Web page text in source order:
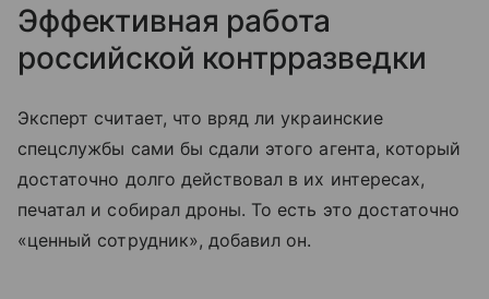
Эффективная работа
российской контрразведки
Эксперт считает, что вряд ли украинские
спецслужбы сами бы сдали этого агента, который
достаточно долго действовал в их интересах,
печатал и собирал дроны. То есть это достаточно
«ценный сотрудник», добавил он.